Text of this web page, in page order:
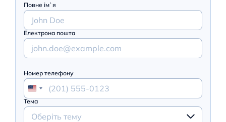
Повне ім`я
Електрона пошта
Номер телефону
Тема
Оберіть тему